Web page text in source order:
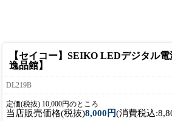
【セイコー】SEIKO LEDデジタル
逸品館】
DL219B
定価(税抜) 10,000円のところ
当店販売価格(税抜)8,000円(消費税込